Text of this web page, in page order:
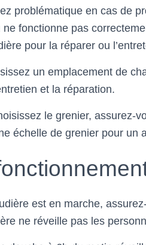
problématique en cas de
fonctionne pas
pour la réparer ou
un emplacement de
et la réparation.
le grenier, assurez-
échelle de grenier pour un
est en marche,
ne réveille pas les